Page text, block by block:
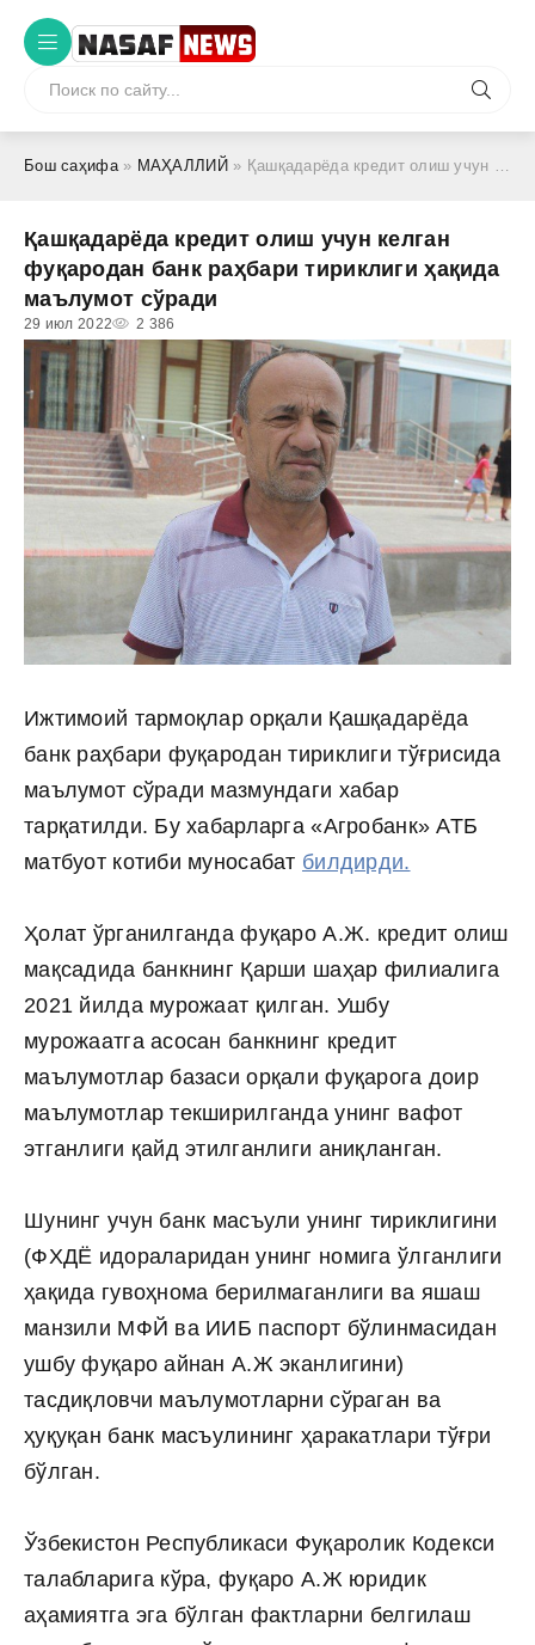
Бош саҳифа» МАҲАЛЛИЙ » Қашқадарёда кредит олиш учун келган фуқародан банк раҳбари тириклиги ҳақида маълумот сўради
Қашқадарёда кредит олиш учун келган
фуқародан банк раҳбари тириклиги ҳақида
маълумот сўради
29 июл 2022 2 386
Ижтимоий тармоқлар орқали Қашқадарёда
банк раҳбари фуқародан тириклиги тўғрисида
маълумот сўради мазмундаги хабар
тарқатилди. Бу хабарларга «Агробанк» АТБ
матбуот котиби муносабат билдирди.
Ҳолат ўрганилганда фуқаро А.Ж. кредит олиш
мақсадида банкнинг Қарши шаҳар филиалига
2021 йилда мурожаат қилган. Ушбу
мурожаатга асосан банкнинг кредит
маълумотлар базаси орқали фуқарога доир
маълумотлар текширилганда унинг вафот
этганлиги қайд этилганлиги аниқланган.
Шунинг учун банк масъули унинг тириклигини
(ФХДЁ идораларидан унинг номига ўлганлиги
ҳақида гувоҳнома берилмаганлиги ва яшаш
манзили МФЙ ва ИИБ паспорт бўлинмасидан
ушбу фуқаро айнан А.Ж эканлигини)
тасдиқловчи маълумотларни сўраган ва
ҳуқуқан банк масъулининг ҳаракатлари тўғри
бўлган.
Ўзбекистон Республикаси Фуқаролик Кодекси
талабларига кўра, фуқаро А.Ж юридик
аҳамиятга эга бўлган фактларни белгилаш